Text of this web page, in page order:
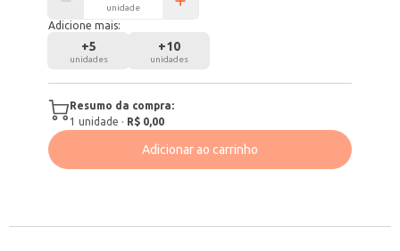
unidade
Adicione mais:
+5
unidades
+10
unidades
Resumo da compra:
1 unidade · R$ 0,00
Adicionar ao carrinho